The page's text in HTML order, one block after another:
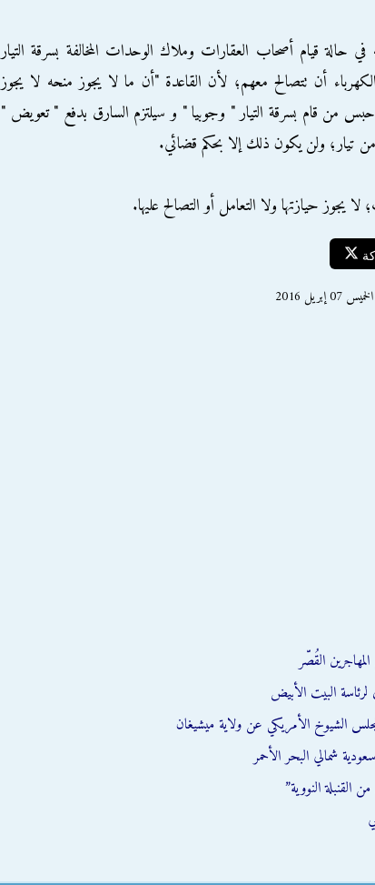
حالة قيام أصحاب العقارات وملاك الوحدات المخالفة بسرقة التيار
أن تتصالح معهم؛ لأن القاعدة "أن ما لا يجوز منحه لا يجوز
حبس من قام بسرقة التيار " وجوبيا " و سيلتزم السارق بدفع " تعويض "
تيار؛ ولن يكون ذلك إلا بحكم قضائي.
يجوز حيازتها ولا التعامل أو التصالح عليها.
2016
القُصّر
البيت الأبيض
الشيوخ الأمريكي عن ولاية ميشيغان
شمالي البحر الأحمر
النووية”